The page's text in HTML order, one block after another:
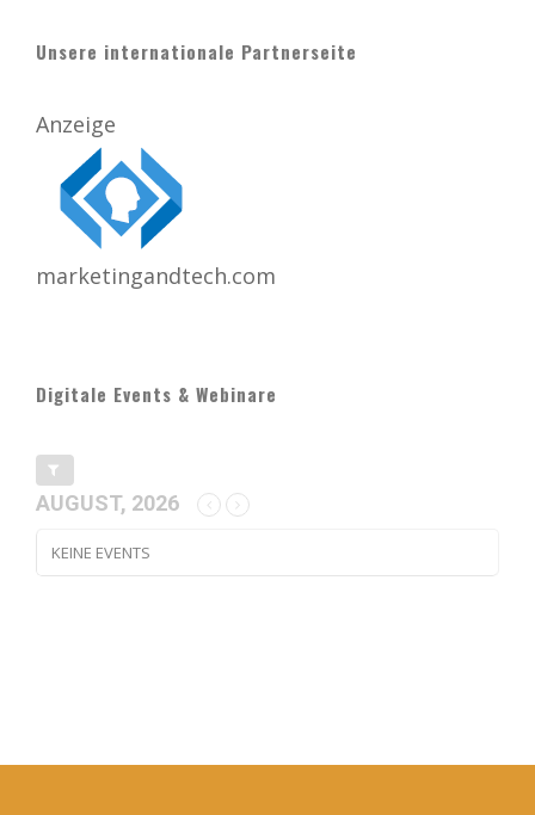
Unsere internationale Partnerseite
Anzeige
marketingandtech.com
Digitale Events & Webinare
AUGUST, 2026
KEINE EVENTS